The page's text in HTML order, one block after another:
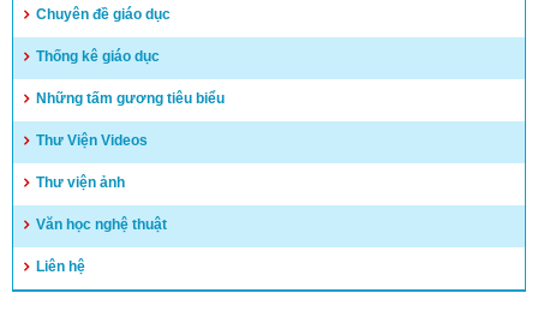
Chuyên đề giáo dục
Thống kê giáo dục
Những tấm gương tiêu biểu
Thư Viện Videos
Thư viện ảnh
Văn học nghệ thuật
Liên hệ